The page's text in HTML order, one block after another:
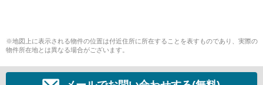
※地図上に表示される物件の位置は付近住所に所在することを表すものであり、実際の
物件所在地とは異なる場合がございます。